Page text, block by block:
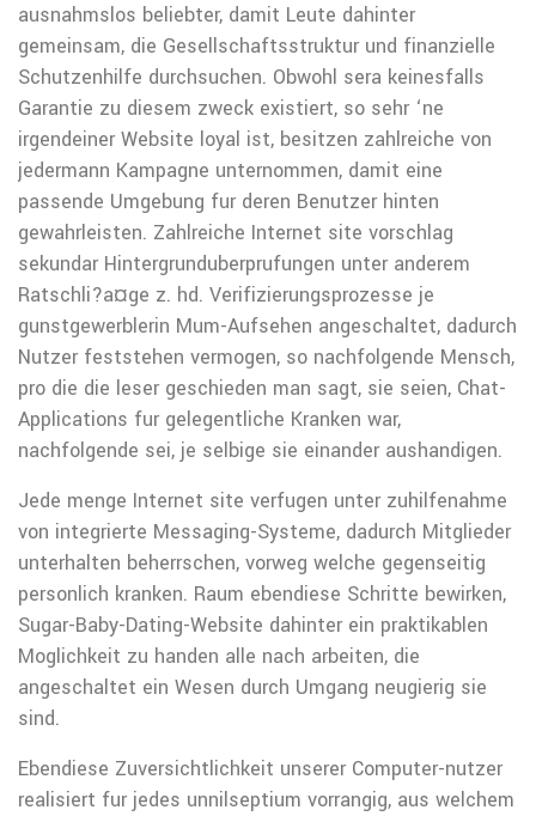
ausnahmslos beliebter, damit Leute dahinter
gemeinsam, die Gesellschaftsstruktur und finanzielle
Schutzenhilfe durchsuchen. Obwohl sera keinesfalls
Garantie zu diesem zweck existiert, so sehr ‘ne
irgendeiner Website loyal ist, besitzen zahlreiche von
jedermann Kampagne unternommen, damit eine
passende Umgebung fur deren Benutzer hinten
gewahrleisten. Zahlreiche Internet site vorschlag
sekundar Hintergrunduberprufungen unter anderem
Ratschli?a¤ge z. hd. Verifizierungsprozesse je
gunstgewerblerin Mum-Aufsehen angeschaltet, dadurch
Nutzer feststehen vermogen, so nachfolgende Mensch,
pro die die leser geschieden man sagt, sie seien, Chat-
Applications fur gelegentliche Kranken war,
nachfolgende sei, je selbige sie einander aushandigen.
Jede menge Internet site verfugen unter zuhilfenahme
von integrierte Messaging-Systeme, dadurch Mitglieder
unterhalten beherrschen, vorweg welche gegenseitig
personlich kranken. Raum ebendiese Schritte bewirken,
Sugar-Baby-Dating-Website dahinter ein praktikablen
Moglichkeit zu handen alle nach arbeiten, die
angeschaltet ein Wesen durch Umgang neugierig sie
sind.
Ebendiese Zuversichtlichkeit unserer Computer-nutzer
realisiert fur jedes unnilseptium vorrangig, aus welchem